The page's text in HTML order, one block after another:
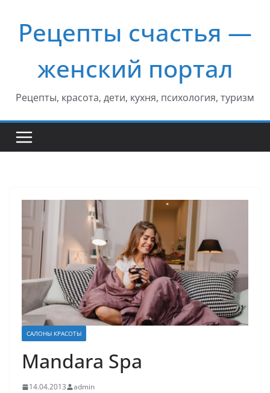
содержимому
Рецепты счастья —
женский портал
Рецепты, красота, дети, кухня, психология, туризм
САЛОНЫ КРАСОТЫ
Mandara Spa
14.04.2013 admin